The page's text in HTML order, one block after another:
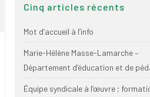
Cinq articles récents
Mot d’accueil à l’info
Marie-Hélène Masse-Lamarche –
Département d’éducation et de
Équipe syndicale à l’œuvre ;